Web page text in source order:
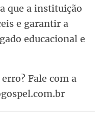
que a instituição
e garantir a
educacional e
Fale com a